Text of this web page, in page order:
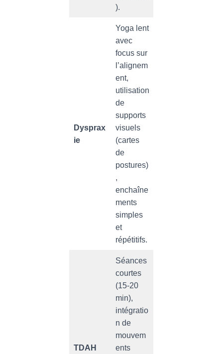
).
Dysprax
ie
Yoga lent
avec
focus sur
l’alignem
ent,
utilisation
de
supports
visuels
(cartes
de
postures)
,
enchaîne
ments
simples
et
répétitifs.
TDAH
Séances
courtes
(15-20
min),
intégratio
n de
mouvem
ents